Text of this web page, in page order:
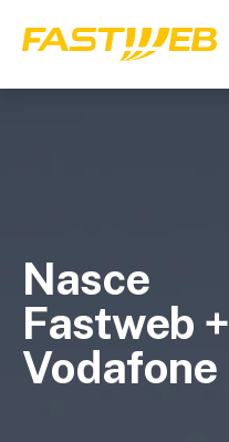
Nasce
Fastweb +
Vodafone